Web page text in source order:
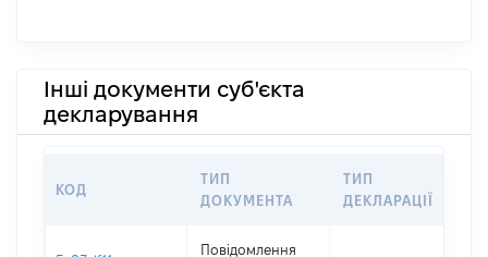
Інші документи суб'єкта
декларування
КОД
ТИП
ДОКУМЕНТА
ТИП
ДЕКЛАРАЦІЇ
Повідомлення